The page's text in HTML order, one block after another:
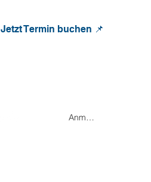
Jetzt Termin buchen 📌
Anmelden